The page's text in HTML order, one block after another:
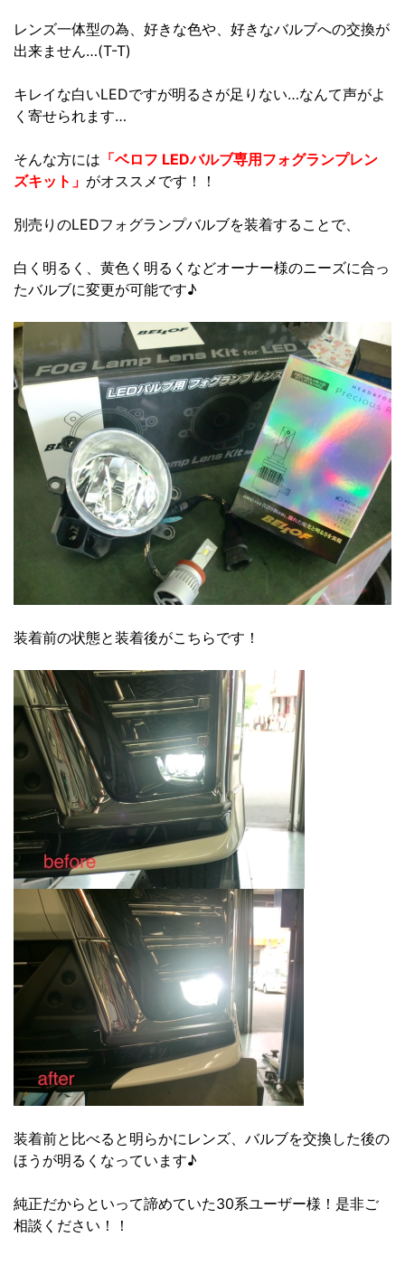
レンズ一体型の為、好きな色や、好きなバルブへの交換が
出来ません…(T-T)
キレイな白いLEDですが明るさが足りない…なんて声がよ
く寄せられます…
そんな方には 「ベロフ LEDバルブ専用フォグランプレン
ズキット」 がオススメです！！
別売りのLEDフォグランプバルブを装着することで、
白く明るく、黄色く明るくなどオーナー様のニーズに合っ
たバルブに変更が可能です♪
装着前の状態と装着後がこちらです！
装着前と比べると明らかにレンズ、バルブを交換した後の
ほうが明るくなっています♪
純正だからといって諦めていた30系ユーザー様！是非ご
相談ください！！